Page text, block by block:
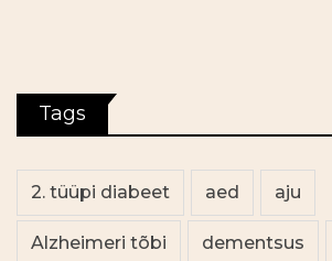
Tags
2. tüüpi diabeet aed aju
Alzheimeri tõbi dementsus